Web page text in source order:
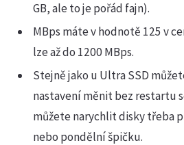
GB, ale to je pořád fajn).
MBps máte v hodnotě 125 v
lze až do 1200 MBps.
Stejně jako u Ultra SSD
nastavení měnit bez restartu
můžete narychlit disky třeba
nebo pondělní špičku.